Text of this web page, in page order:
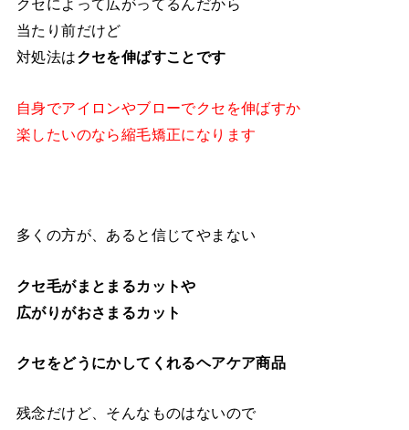
クセによって広がってるんだから
当たり前だけど
対処法はクセを伸ばすことです
自身でアイロンやブローでクセを伸ばすか
楽したいのなら縮毛矯正になります
多くの方が、あると信じてやまない
クセ毛がまとまるカットや
広がりがおさまるカット
クセをどうにかしてくれるヘアケア商品
残念だけど、そんなものはないので